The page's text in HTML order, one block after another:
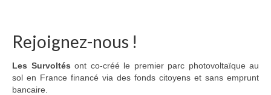
Rejoignez-nous !
Les Survoltés ont co-créé le premier parc photovoltaïque au
sol en France financé via des fonds citoyens et sans emprunt
bancaire.